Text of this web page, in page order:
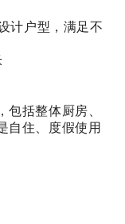
计户型，满足不
括整体厨房、
自住、度假使用